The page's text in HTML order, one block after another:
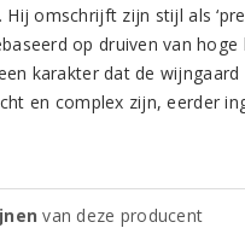
omschrijft zijn stijl als
op druiven van hoge
karakter dat de wijngaard
en complex zijn, eerder
van deze producent